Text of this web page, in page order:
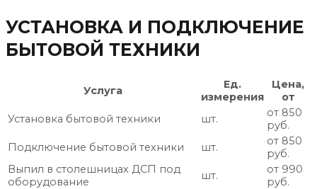
УСТАНОВКА И ПОДКЛЮЧЕНИЕ
БЫТОВОЙ ТЕХНИКИ
Услуга
Ед.
измерения
Цена,
от
Установка бытовой техники
шт.
от 850
руб.
Подключение бытовой техники
шт.
от 850
руб.
Выпил в столешницах ДСП под
оборудование
шт.
от 990
руб.